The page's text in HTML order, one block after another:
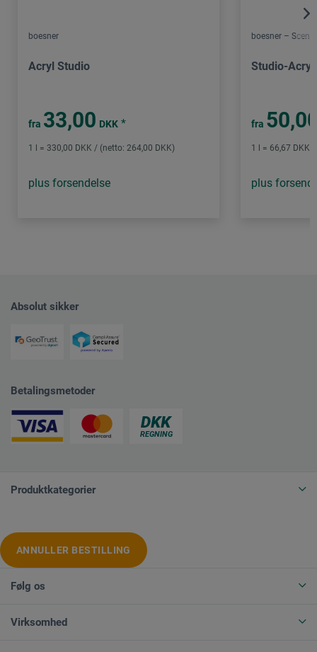
boesner
Acryl Studio
fra 33,00 DKK *
1 l = 330,00 DKK / (netto: 264,00 DKK)
plus forsendelse
boesner – Scene
Studio-
fra
1 l = 66,67 DKK
plus
Absolut sikker
Betalingsmetoder
Produktkategorier
ANNULLER BESTILLING
Følg os
Virksomhed